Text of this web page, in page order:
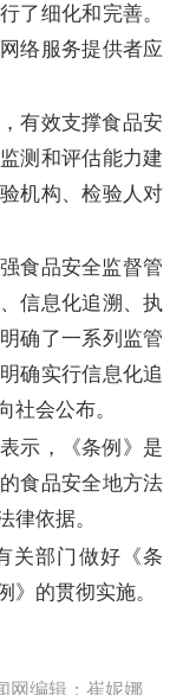
了细化和完善。
络服务提供者应
有效支撑食品安
测和评估能力建
机构、检验人对
食品安全监督管
信息化追溯、执
确了一系列监管
确实行信息化追
社会公布。
示，《条例》是
食品安全地方法
律依据。
关部门做好《条
》的贯彻实施。
网编辑：崔妮娜